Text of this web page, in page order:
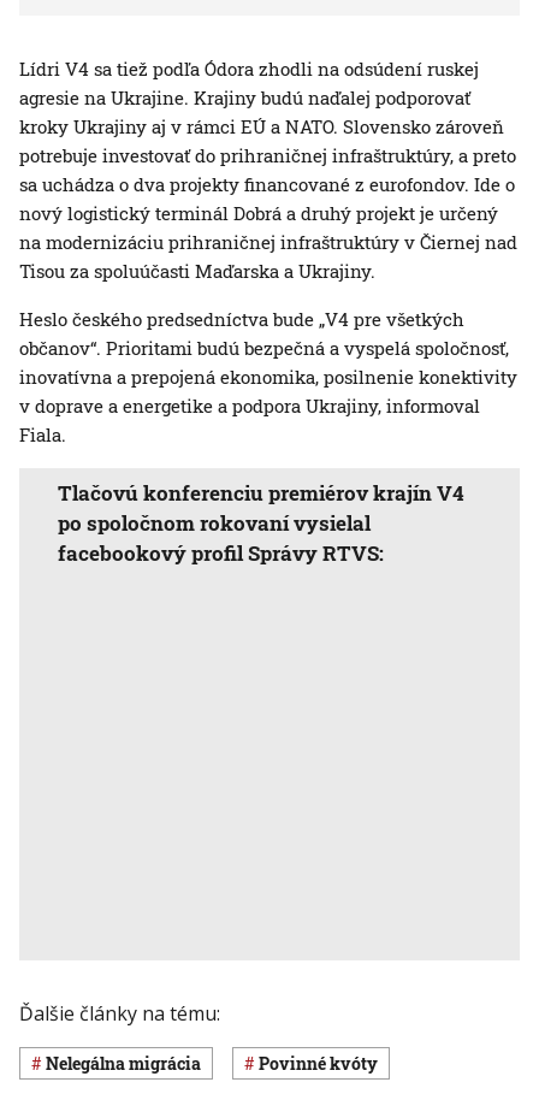
Lídri V4 sa tiež podľa Ódora zhodli na odsúdení ruskej
agresie na Ukrajine. Krajiny budú naďalej podporovať
kroky Ukrajiny aj v rámci EÚ a NATO. Slovensko zároveň
potrebuje investovať do prihraničnej infraštruktúry, a preto
sa uchádza o dva projekty financované z eurofondov. Ide o
nový logistický terminál Dobrá a druhý projekt je určený
na modernizáciu prihraničnej infraštruktúry v Čiernej nad
Tisou za spoluúčasti Maďarska a Ukrajiny.
Heslo českého predsedníctva bude „V4 pre všetkých
občanov“. Prioritami budú bezpečná a vyspelá spoločnosť,
inovatívna a prepojená ekonomika, posilnenie konektivity
v doprave a energetike a podpora Ukrajiny, informoval
Fiala.
Tlačovú konferenciu premiérov krajín V4
po spoločnom rokovaní vysielal
facebookový profil Správy RTVS:
Ďalšie články na tému:
nelegálna migrácia povinné kvóty